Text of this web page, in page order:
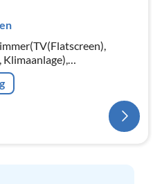
Klimaanlage),
Toaster,